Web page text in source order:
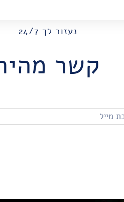
נעזור לך 24/7
קשר